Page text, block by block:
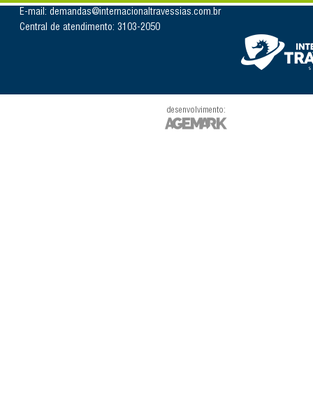
E-mail: demandas@internacionaltravessias.com.br
Central de atendimento: 3103-2050
desenvolvimento: